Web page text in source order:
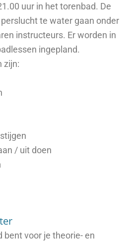
uur in het torenbad. De
te water gaan onder
instructeurs. Er worden in
ingepland.
zijn:
/ uit doen
bent voor je theorie- en